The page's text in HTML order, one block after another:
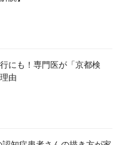
にも！専門医が「京都検
由